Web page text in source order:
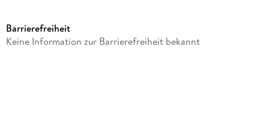
Laufzeit
Barrierefreiheit
Keine Information zur Barrierefreiheit bekannt